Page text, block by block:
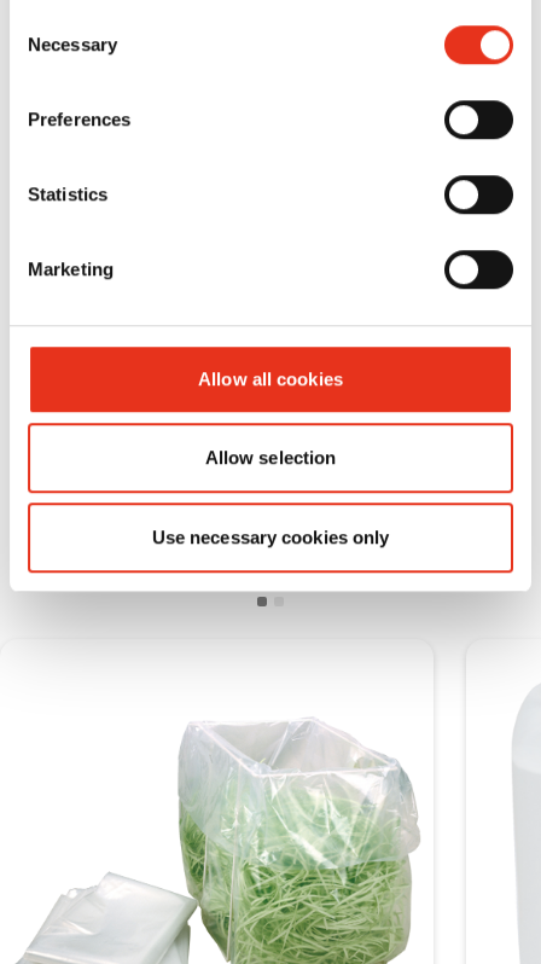
Selection
Necessary
Preferences
Statistics
Marketing
Allow all cookies
Allow selection
Use necessary cookies only
Powerline
1,9 x 15
Расходные материалы